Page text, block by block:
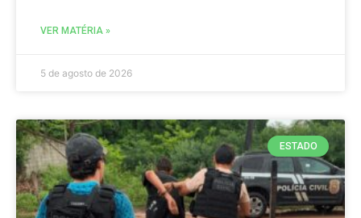
VER MATÉRIA »
5 de agosto de 2026
ESTADO